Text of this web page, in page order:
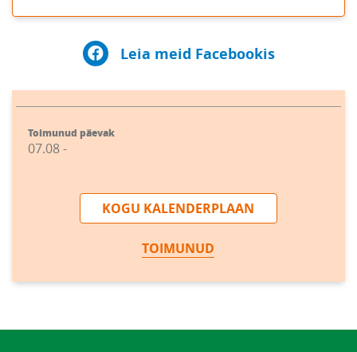
Leia meid Facebookis
Toimunud päevak
07.08 -
KOGU KALENDERPLAAN
TOIMUNUD